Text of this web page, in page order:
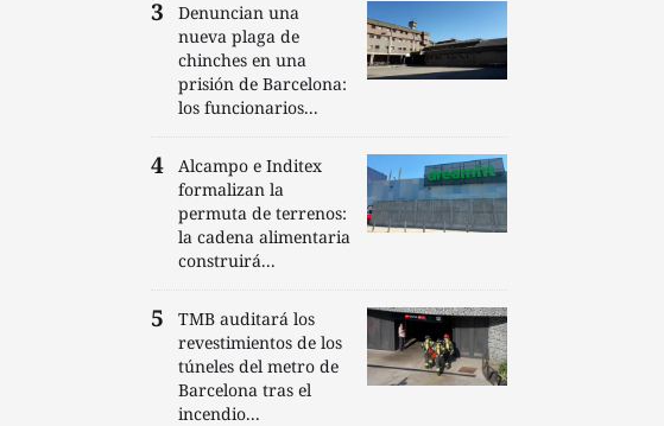
Denuncian una
nueva plaga de
chinches en una
prisión de Barcelona:
los funcionarios...
Alcampo e Inditex
formalizan la
permuta de terrenos:
la cadena alimentaria
construirá...
TMB auditará los
revestimientos de los
túneles del metro de
Barcelona tras el
incendio...